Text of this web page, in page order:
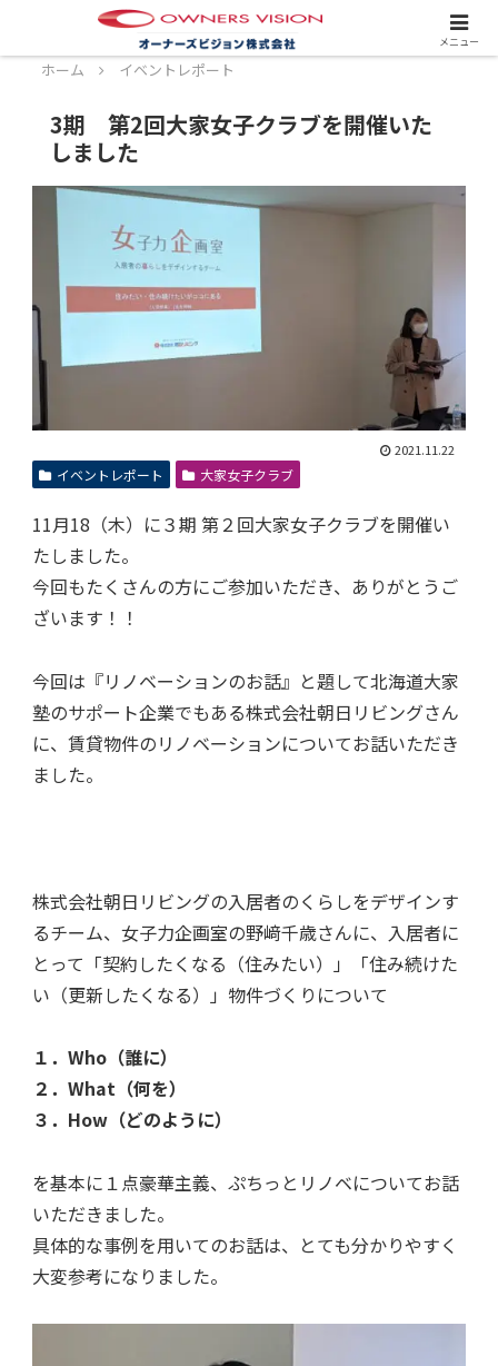
スタッフ募集中！詳しくはこちら！
ホーム イベントレポート
3期 第2回大家女子クラブを開催いた
しました
2021.11.22
イベントレポート 大家女子クラブ
11月18（木）に３期 第２回大家女子クラブを開催い
たしました。
今回もたくさんの方にご参加いただき、ありがとうご
ざいます！！
今回は『リノベーションのお話』と題して北海道大家
塾のサポート企業でもある株式会社朝日リビングさん
に、賃貸物件のリノベーションについてお話いただき
ました。
株式会社朝日リビングの入居者のくらしをデザインす
るチーム、女子力企画室の野﨑千歳さんに、入居者に
とって「契約したくなる（住みたい）」「住み続けた
い（更新したくなる）」物件づくりについて
１．Who（誰に）
２．What（何を）
３．How（どのように）
を基本に１点豪華主義、ぷちっとリノベについてお話
いただきました。
具体的な事例を用いてのお話は、とても分かりやすく
大変参考になりました。
メニュー